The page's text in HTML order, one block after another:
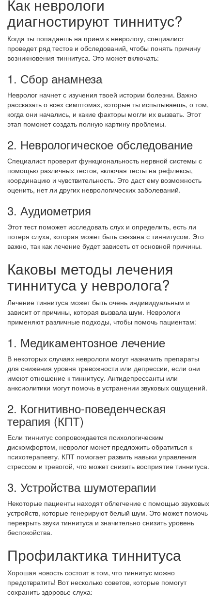
Как неврологи
диагностируют тиннитус?
Когда ты попадаешь на прием к неврологу, специалист
проведет ряд тестов и обследований, чтобы понять причину
возникновения тиннитуса. Это может включать:
1. Сбор анамнеза
Невролог начнет с изучения твоей истории болезни. Важно
рассказать о всех симптомах, которые ты испытываешь, о том,
когда они начались, и какие факторы могли их вызвать. Этот
этап поможет создать полную картину проблемы.
2. Неврологическое обследование
Специалист проверит функциональность нервной системы с
помощью различных тестов, включая тесты на рефлексы,
координацию и чувствительность. Это даст ему возможность
оценить, нет ли других неврологических заболеваний.
3. Аудиометрия
Этот тест поможет исследовать слух и определить, есть ли
потеря слуха, которая может быть связана с тиннитусом. Это
важно, так как лечение будет зависеть от основной причины.
Каковы методы лечения
тиннитуса у невролога?
Лечение тиннитуса может быть очень индивидуальным и
зависит от причины, которая вызвала шум. Неврологи
применяют различные подходы, чтобы помочь пациентам:
1. Медикаментозное лечение
В некоторых случаях неврологи могут назначить препараты
для снижения уровня тревожности или депрессии, если они
имеют отношение к тиннитусу. Антидепрессанты или
анксиолитики могут помочь в устранении звуковых ощущений.
2. Когнитивно-поведенческая
терапия (КПТ)
Если тиннитус сопровождается психологическим
дискомфортом, невролог может предложить обратиться к
психотерапевту. КПТ помогает развить навыки управления
стрессом и тревогой, что может снизить восприятие тиннитуса.
3. Устройства шумотерапии
Некоторые пациенты находят облегчение с помощью звуковых
устройств, которые генерируют белый шум. Это может помочь
перекрыть звуки тиннитуса и значительно снизить уровень
беспокойства.
Профилактика тиннитуса
Хорошая новость состоит в том, что тиннитус можно
предотвратить! Вот несколько советов, которые помогут
сохранить здоровье слуха: